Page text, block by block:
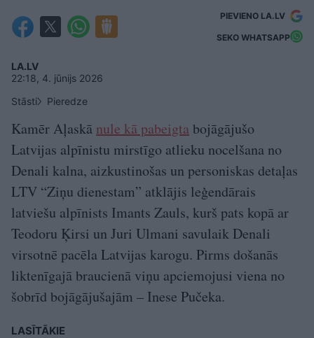
PIEVIENO LA.LV
SEKO WHATSAPP
LA.LV
22:18, 4. jūnijs 2026
Stāsti
Pieredze
Kamēr Aļaskā nule kā pabeigta bojāgājušo
Latvijas alpīnistu mirstīgo atlieku nocelšana no
Denali kalna, aizkustinošas un personiskas detaļas
LTV “Ziņu dienestam” atklājis leģendārais
latviešu alpīnists Imants Zauls, kurš pats kopā ar
Teodoru Ķirsi un Juri Ulmani savulaik Denali
virsotnē pacēla Latvijas karogu. Pirms došanās
liktenīgajā braucienā viņu apciemojusi viena no
šobrīd bojāgājušajām – Inese Pučeka.
LASĪTĀKIE